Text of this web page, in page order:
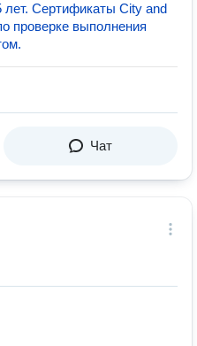
лет. Сертификаты City and
проверке выполнения
Чат